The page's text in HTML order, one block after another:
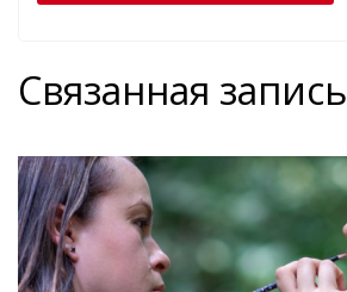
Связанная запись